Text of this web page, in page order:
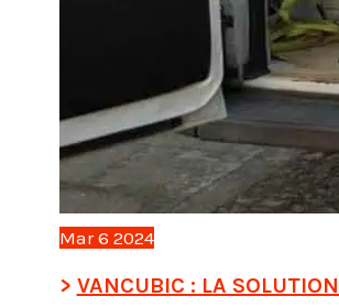
Mar 6 2024
VANCUBIC : LA